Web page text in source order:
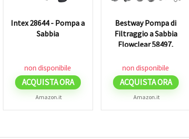
Intex 28644 - Pompa a
Sabbia
non disponibile
ACQUISTA ORA
Amazon.it
Bestway Pompa di
Filtraggio a Sabbia
Flowclear 58497,
per...
non disponibile
ACQUISTA ORA
Amazon.it